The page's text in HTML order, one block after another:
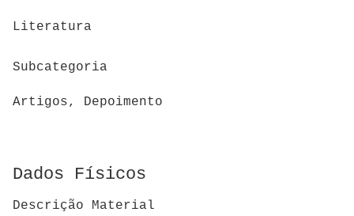
Literatura
Subcategoria
Artigos, Depoimento
Dados Físicos
Descrição Material